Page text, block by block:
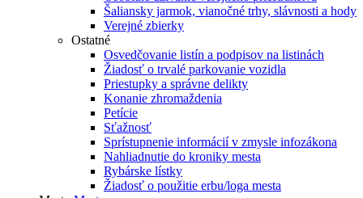
Šaliansky jarmok, vianočné trhy, slávnosti a hody
Verejné zbierky
Ostatné
Osvedčovanie listín a podpisov na listinách
Žiadosť o trvalé parkovanie vozidla
Priestupky a správne delikty
Konanie zhromaždenia
Petície
Sťažnosť
Sprístupnenie informácií v zmysle infozákona
Nahliadnutie do kroniky mesta
Rybárske lístky
Žiadosť o použitie erbu/loga mesta